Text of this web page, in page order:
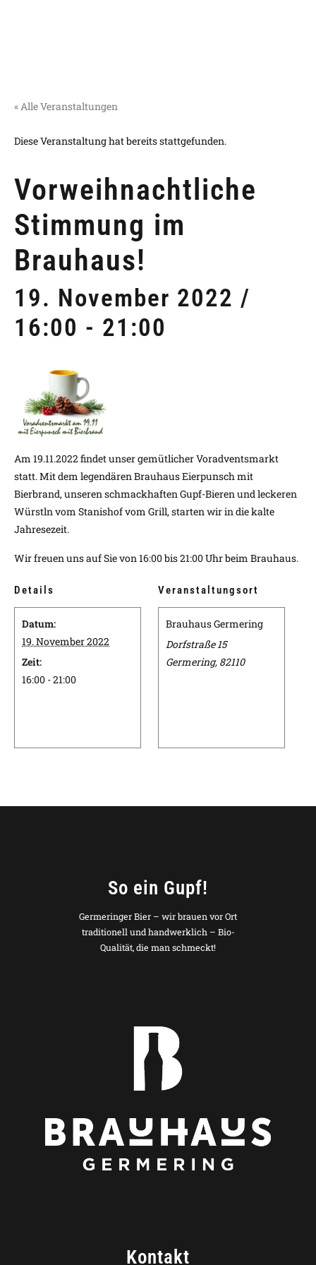
« Alle Veranstaltungen
Diese Veranstaltung hat bereits stattgefunden.
Vorweihnachtliche
Stimmung im
Brauhaus!
19. November 2022 /
16:00 - 21:00
Am 19.11.2022 findet unser gemütlicher Voradventsmarkt
statt. Mit dem legendären Brauhaus Eierpunsch mit
Bierbrand, unseren schmackhaften Gupf-Bieren und leckeren
Würstln vom Stanishof vom Grill, starten wir in die kalte
Jahresezeit.
Wir freuen uns auf Sie von 16:00 bis 21:00 Uhr beim Brauhaus.
Details
Datum:
19. November 2022
Zeit:
16:00 - 21:00
Veranstaltungsort
Brauhaus Germering
Dorfstraße 15
Germering, 82110
So ein Gupf!
Germeringer Bier – wir brauen vor Ort
traditionell und handwerklich – Bio-
Qualität, die man schmeckt!
Kontakt